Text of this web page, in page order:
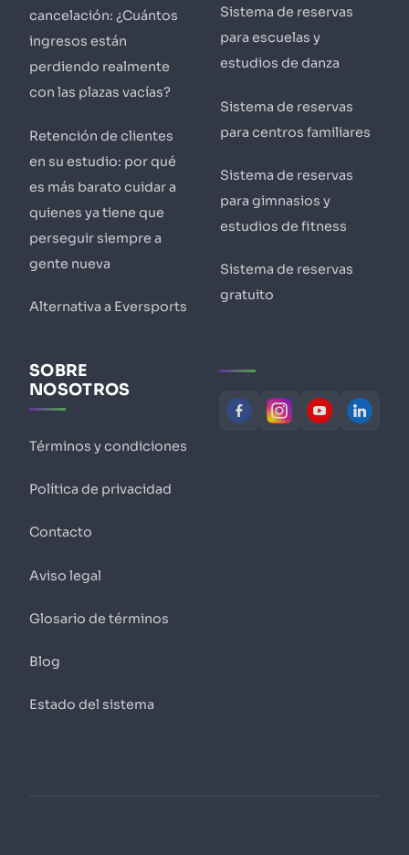
cancelación: ¿Cuántos
ingresos están
perdiendo realmente
con las plazas vacías?
Retención de clientes
en su estudio: por qué
es más barato cuidar a
quienes ya tiene que
perseguir siempre a
gente nueva
Alternativa a Eversports
Sistema de reservas
para escuelas y
estudios de danza
Sistema de reservas
para centros familiares
Sistema de reservas
para gimnasios y
estudios de fitness
Sistema de reservas
gratuito
SOBRE
NOSOTROS
Términos y condiciones
Política de privacidad
Contacto
Aviso legal
Glosario de términos
Blog
Estado del sistema